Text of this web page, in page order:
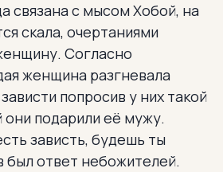
связана с мысом Хобой, на
скала, очертаниями
Согласно
женщина разгневала
попросив у них такой
они подарили её мужу.
зависть, будешь ты
был ответ небожителей.